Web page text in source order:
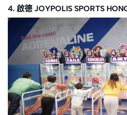
4. 啟德 JOYPOLIS SPORTS